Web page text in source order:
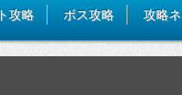
攻略 ボス攻略 攻略